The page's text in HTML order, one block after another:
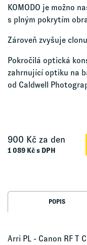
KOMODO je možno
s plným pokrytím
Zároveň zvyšuje
Pokročilá optická
zahrnující optiku na
od Caldwell
900 Kč za den
1 089 Kč s DPH
POPIS
Arri PL - Canon RF T